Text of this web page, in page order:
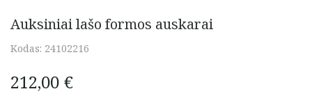
Auksiniai lašo formos auskarai
Kodas: 24102216
212,00 €